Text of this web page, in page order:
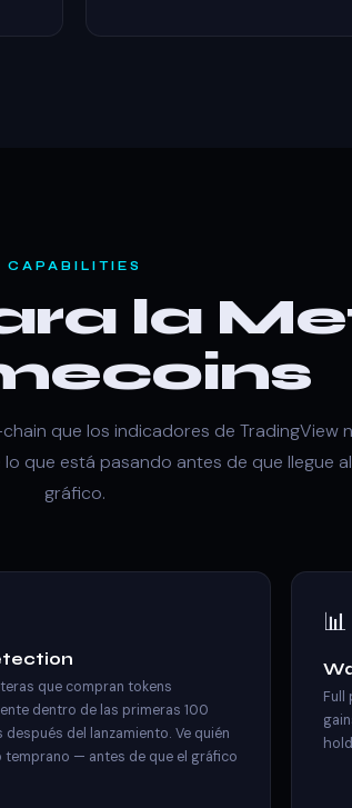
CAPABILITIES
la
que los indicadores de TradingView
que está pasando antes de que llegue al
gráfico.
que compran tokens
dentro de las primeras 100
del lanzamiento. Ve quién
temprano — antes de que el gráfico
📊
Full